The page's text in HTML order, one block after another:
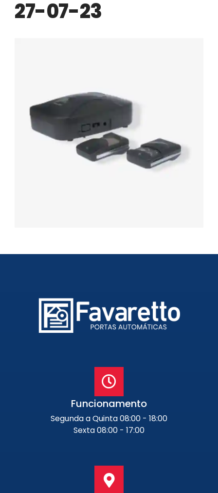
Aldeia – RJ
Enrolar em São João de
Meriti – RJ
Portão de Garagem de
Enrolar em São Gonçalo – RJ
Portão de Garagem de
Portão de Garagem de
Portão de Garagem de
Enrolar em Nova Friburgo –
RJ
27-07-23
Funcionamento
Segunda a Quinta 08:00 - 18:00
Sexta 08:00 - 17:00